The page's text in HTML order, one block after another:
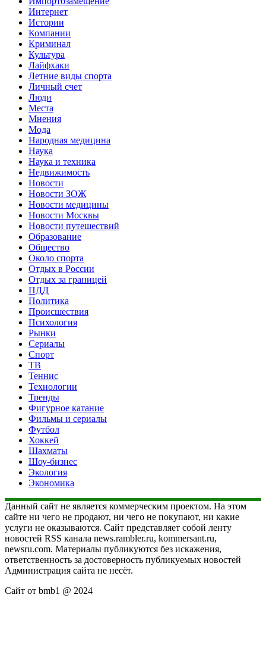
Интернет
Истории
Компании
Криминал
Культура
Лайфхаки
Летние виды спорта
Личный счет
Люди
Места
Мнения
Мода
Народная медицина
Наука
Наука и техника
Недвижимость
Новости
Новости ЗОЖ
Новости медицины
Новости Москвы
Новости путешествий
Образование
Общество
Около спорта
Отдых в России
Отдых за границей
ПДД
Политика
Происшествия
Психология
Рынки
Сериалы
Спорт
ТВ
Теннис
Технологии
Тренды
Фигурное катание
Фильмы и сериалы
Футбол
Хоккей
Шахматы
Шоу-бизнес
Экология
Экономика
Данный сайт не является коммерческим проектом. На этом
сайте ни чего не продают, ни чего не покупают, ни какие
услуги не оказываются. Сайт представляет собой ленту
новостей RSS канала news.rambler.ru, kommersant.ru,
newsru.com. Материалы публикуются без искажения,
ответственность за достоверность публикуемых новостей
Администрация сайта не несёт.
Сайт от bmb1 @ 2024